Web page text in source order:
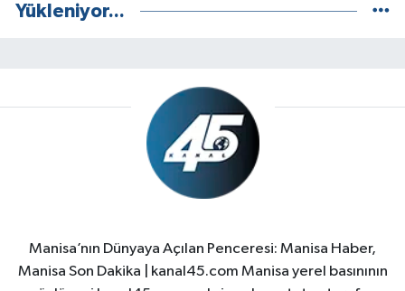
Yükleniyor...
Manisa’nın Dünyaya Açılan Penceresi: Manisa Haber,
Manisa Son Dakika | kanal45.com Manisa yerel basınının